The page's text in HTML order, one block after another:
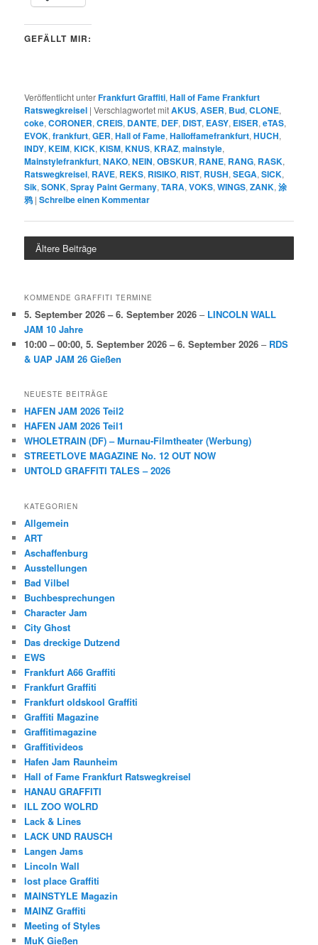
GEFÄLLT MIR:
Veröffentlicht unterFrankfurt Graffiti,Hall of Fame Frankfurt
Ratswegkreisel |Verschlagwortet mitAKUS,ASER, Bud,CLONE,
coke,CORONER,CREIS, DANTE, DEF, DIST, EASY, EISER,eTAS,
EVOK,frankfurt,GER,Hall of Fame,Halloffamefrankfurt,HUCH,
INDY,KEIM,KICK,KISM,KNUS,KRAZ,mainstyle,
Mainstylefrankfurt,NAKO,NEIN,OBSKUR, RANE, RANG, RASK,
Ratswegkreisel, RAVE, REKS, RISIKO, RIST, RUSH,SEGA,SICK,
Sik,SONK,Spray Paint Germany,TARA,VOKS,WINGS,ZANK,涂
鸦 |Schreibe einen Kommentar
Ältere Beiträge
KOMMENDE GRAFFITI TERMINE
5. September 2026 – 6. September 2026 – LINCOLN WALL
JAM 10 Jahre
10:00 – 00:00,5. September 2026 – 6. September 2026 – RDS
& UAP JAM 26 Gießen
NEUESTE BEITRÄGE
HAFEN JAM 2026 Teil2
HAFEN JAM 2026 Teil1
WHOLETRAIN (DF) – Murnau-Filmtheater (Werbung)
STREETLOVE MAGAZINE No. 12 OUT NOW
UNTOLD GRAFFITI TALES – 2026
KATEGORIEN
Allgemein
ART
Aschaffenburg
Ausstellungen
Bad Vilbel
Buchbesprechungen
Character Jam
City Ghost
Das dreckige Dutzend
EWS
Frankfurt A66 Graffiti
Frankfurt Graffiti
Frankfurt oldskool Graffiti
Graffiti Magazine
Graffitimagazine
Graffitivideos
Hafen Jam Raunheim
Hall of Fame Frankfurt Ratswegkreisel
HANAU GRAFFITI
ILL ZOO WOLRD
Lack & Lines
LACK UND RAUSCH
Langen Jams
Lincoln Wall
lost place Graffiti
MAINSTYLE Magazin
MAINZ Graffiti
Meeting of Styles
MuK Gießen